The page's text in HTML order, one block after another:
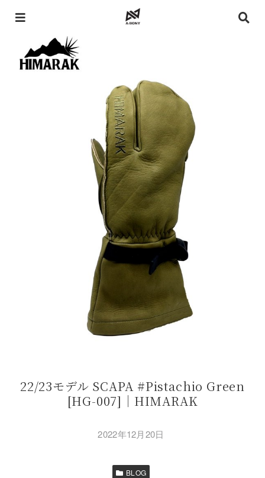
22/23モデル SCAPA #Pistachio Green
[HG-007]｜HIMARAK
2022年12月20日
BLOG